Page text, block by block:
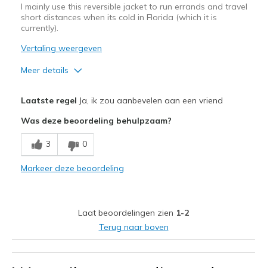
I mainly use this reversible jacket to run errands and travel
short distances when its cold in Florida (which it is
currently).
Vertaling weergeven
Meer details
Comfortable
Beste toepassingen
Casual Wear
Feels true to width
Sizing
Feels true to size
Laatste regel Ja, ik zou aanbevelen aan een vriend
Was deze beoordeling behulpzaam?
3 0
Markeer deze beoordeling
Laat beoordelingen zien 1-2
Terug naar boven